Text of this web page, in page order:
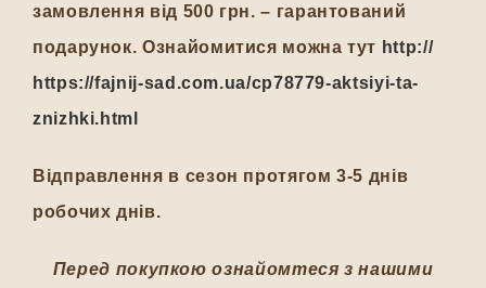
замовлення від 500 грн. – гарантований
подарунок. Ознайомитися можна тут http://
https://fajnij-sad.com.ua/cp78779-aktsiyi-ta-
znizhki.html
Відправлення в сезон протягом 3-5 днів
робочих днів.
Перед покупкою ознайомтеся з нашими